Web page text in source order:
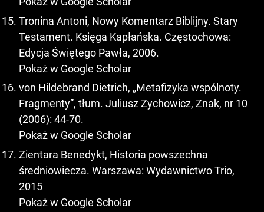
Tronina Antoni, Nowy Komentarz Biblijny. Stary
Testament. Księga Kapłańska. Częstochowa:
Edycja Świętego Pawła, 2006.
Pokaż w Google Scholar
von Hildebrand Dietrich, „Metafizyka wspólnoty.
Fragmenty”, tłum. Juliusz Zychowicz, Znak, nr 10
(2006): 44-70.
Pokaż w Google Scholar
Zientara Benedykt, Historia powszechna
średniowiecza. Warszawa: Wydawnictwo Trio,
2015
Pokaż w Google Scholar